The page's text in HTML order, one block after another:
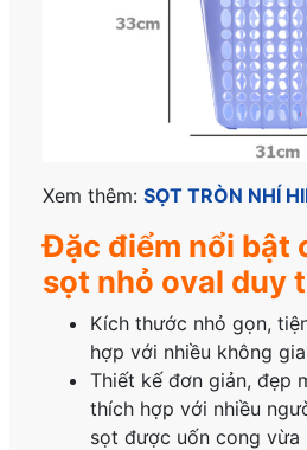
Xem thêm:SỌT TRÒN NHÍ
Đặc điểm nổi bật
sọt nhỏ oval duy
Kích thước nhỏ gọn,
hợp với nhiều không
Thiết kế đơn giản, đẹp
thích hợp với nhiều
sọt được uốn cong vừa